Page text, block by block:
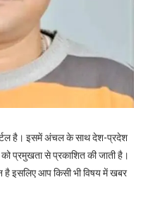
है। इसमें अंचल के साथ देश-प्रदेश
प्रमुखता से प्रकाशित की जाती है।
है इसलिए आप किसी भी विषय में खबर